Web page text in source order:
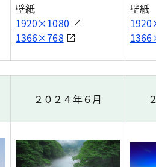
壁紙
1920×1080
1366×768
壁紙
２０２４年６月